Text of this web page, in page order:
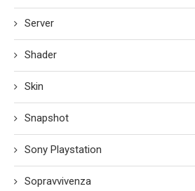
Server
Shader
Skin
Snapshot
Sony Playstation
Sopravvivenza